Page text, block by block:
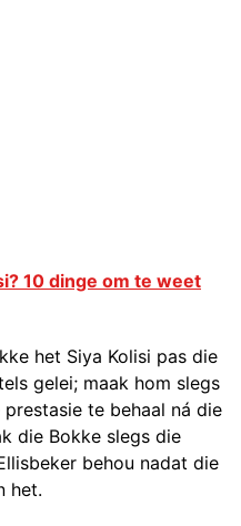
10 dinge om te weet
het Siya Kolisi pas die
gelei; maak hom slegs
te behaal ná die
die Bokke slegs die
behou nadat die
het.